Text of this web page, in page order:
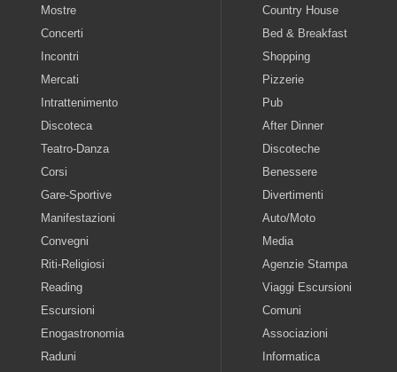
Mostre
Concerti
Incontri
Mercati
Intrattenimento
Discoteca
Teatro-Danza
Corsi
Gare-Sportive
Manifestazioni
Convegni
Riti-Religiosi
Reading
Escursioni
Enogastronomia
Raduni
Country House
Bed & Breakfast
Shopping
Pizzerie
Pub
After Dinner
Discoteche
Benessere
Divertimenti
Auto/Moto
Media
Agenzie Stampa
Viaggi Escursioni
Comuni
Associazioni
Informatica